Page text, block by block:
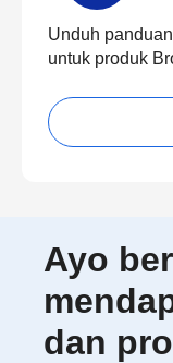
Unduh
untuk produk
Ayo
dan